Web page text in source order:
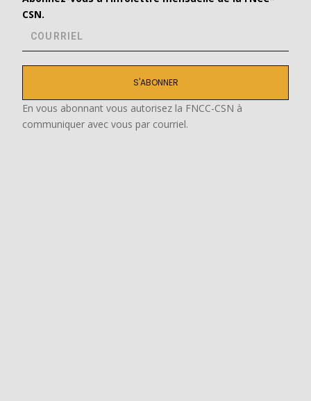
CSN.
S'ABONNER
En vous abonnant vous autorisez la FNCC-CSN à
communiquer avec vous par courriel.